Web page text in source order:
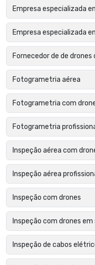
Empresa especializada
Empresa especializada
Fornecedor de de drones
Fotogrametria aérea
Fotogrametria com
Fotogrametria
Inspeção aérea com
Inspeção aérea
Inspeção com drones
Inspeção com drones
Inspeção de cabos